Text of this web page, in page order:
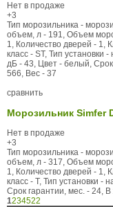
Нет в продаже
+3
Тип морозильника -
объем, л - 191, Объем
1, Количество дверей - 1,
класс - ST, Тип
дБ - 43, Цвет - белый,
566, Вес - 37
сравнить
Морозильник Simfer
Нет в продаже
+3
Тип морозильника -
объем, л - 317, Объем
1, Количество дверей - 1,
класс - T, Тип установки -
Срок гарантии, мес. - 24,
1234522